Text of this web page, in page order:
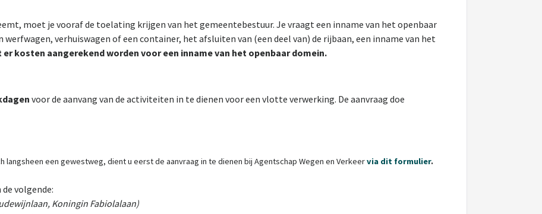
moet je vooraf de toelating krijgen van het gemeentebestuur. Je vraagt een inname van het openbaar
werfwagen, verhuiswagen of een container, het afsluiten van (een deel van) de rijbaan, een inname van het
er kosten aangerekend worden voor een inname van het openbaar domein.
voor de aanvang van de activiteiten in te dienen voor een vlotte verwerking. De aanvraag doe
langsheen een gewestweg, dient u eerst de aanvraag in te dienen bij Agentschap Wegen en Verkeervia dit formulier.
volgende:
Koningin Fabiolalaan)